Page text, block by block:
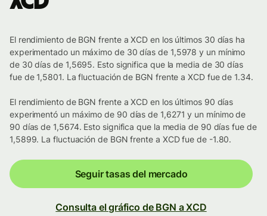
El rendimiento de BGN frente a XCD en los últimos 30 días ha
experimentado un máximo de 30 días de 1,5978 y un mínimo
de 30 días de 1,5695. Esto significa que la media de 30 días
fue de 1,5801. La fluctuación de BGN frente a XCD fue de 1.34.
El rendimiento de BGN frente a XCD en los últimos 90 días
experimentó un máximo de 90 días de 1,6271 y un mínimo de
90 días de 1,5674. Esto significa que la media de 90 días fue de
1,5899. La fluctuación de BGN frente a XCD fue de -1.80.
Seguir tasas del mercado
Consulta el gráfico de BGN a XCD